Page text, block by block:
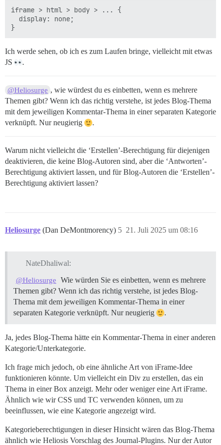
iframe > html > body > ... {
  display: none;
Ich werde sehen, ob ich es zum Laufen bringe, vielleicht mit etwas
JS
.
@Heliosurge , wie würdest du es einbetten, wenn es mehrere
Themen gibt? Wenn ich das richtig verstehe, ist jedes Blog-Thema
mit dem jeweiligen Kommentar-Thema in einer separaten Kategorie
verknüpft. Nur neugierig
.
Warum nicht vielleicht die ‘Erstellen’-Berechtigung für diejenigen
deaktivieren, die keine Blog-Autoren sind, aber die ‘Antworten’-
Berechtigung aktiviert lassen, und für Blog-Autoren die ‘Erstellen’-
Berechtigung aktiviert lassen?
Heliosurge (Dan DeMontmorency) 21. Juli 2025 um 08:16
5
NateDhaliwal:
@Heliosurge
Wie würden Sie es einbetten, wenn es mehrere
Themen gibt? Wenn ich das richtig verstehe, ist jedes Blog-
Thema mit dem jeweiligen Kommentar-Thema in einer
separaten Kategorie verknüpft. Nur neugierig
.
Ja, jedes Blog-Thema hätte ein Kommentar-Thema in einer anderen
Kategorie/Unterkategorie.
Ich frage mich jedoch, ob eine ähnliche Art von iFrame-Idee
funktionieren könnte. Um vielleicht ein Div zu erstellen, das ein
Thema in einer Box anzeigt. Mehr oder weniger eine Art iFrame.
Ähnlich wie wir CSS und TC verwenden können, um zu
beeinflussen, wie eine Kategorie angezeigt wird.
Kategorieberechtigungen in dieser Hinsicht wären das Blog-Thema
ähnlich wie Heliosis Vorschlag des Journal-Plugins. Nur der Autor